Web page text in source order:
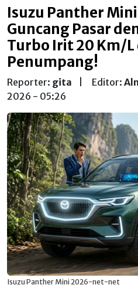
Isuzu Panther
Guncang Pasar
Turbo Irit 20 Km/L
Penumpang!
Reporter: gita Editor:
2026 - 05:26
Isuzu Panther Mini 2026-net-net